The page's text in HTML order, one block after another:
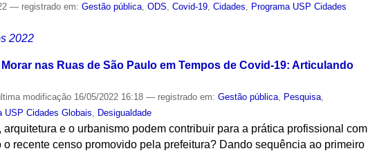
— registrado em:Gestão pública ,ODS ,Covid-19 ,Cidades
Programa USP Cidades
2022
nas Ruas de São Paulo em Tempos de Covid-19: Articulando
modificação 16/05/2022 16:18— registrado em:Gestão pública Pesquisa
USP Cidades Globais Desigualdade
e o urbanismo podem contribuir para a prática profissional com
recente censo promovido pela prefeitura? Dando sequência ao primeiro